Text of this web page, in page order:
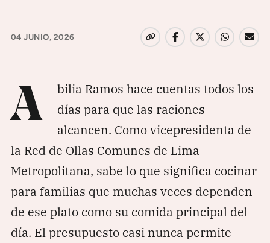
RECIBE NUESTRO BOLETÍN
SÍGUENOS
04 JUNIO, 2026
A
bilia Ramos hace cuentas todos los
días para que las raciones
alcancen. Como vicepresidenta de
la Red de Ollas Comunes de Lima
Metropolitana, sabe lo que significa cocinar
para familias que muchas veces dependen
de ese plato como su comida principal del
día. El presupuesto casi nunca permite